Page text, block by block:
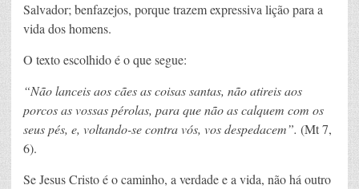
Salvador; benfazejos, porque trazem expressiva lição para a
vida dos homens.
O texto escolhido é o que segue:
“Não lanceis aos cães as coisas santas, não atireis aos
porcos as vossas pérolas, para que não as calquem com os
seus pés, e, voltando-se contra vós, vos despedacem”. (Mt 7,
6).
Se Jesus Cristo é o caminho, a verdade e a vida, não há outro